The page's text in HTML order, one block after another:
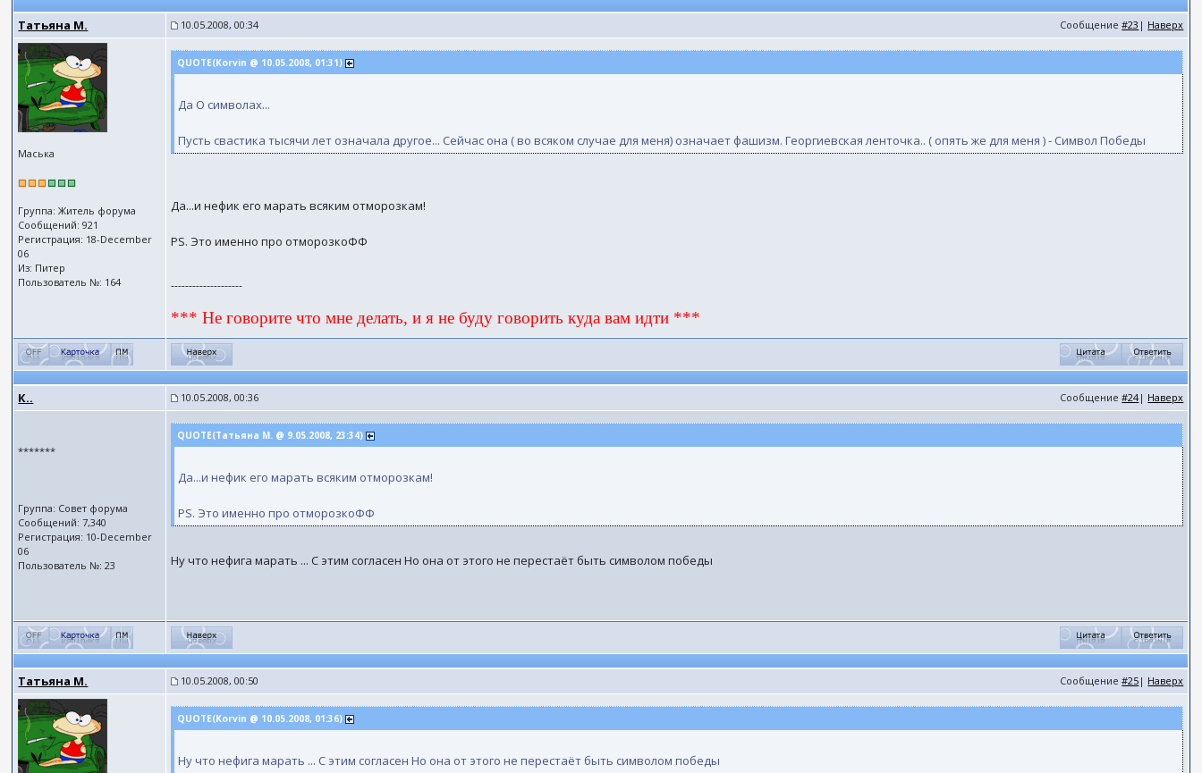
Татьяна М. 10.05.2008, 00:34 Сообщение#23 | Наверх
Маська
Группа: Житель форума
Сообщений: 921
Регистрация: 18-December
06
Из: Питер
Пользователь №: 164
QUOTE(Kоrvin @ 10.05.2008, 01:31)
Да О символах...
Пусть свастика тысячи лет означала другое... Сейчас она ( во всяком случае для меня) означает фашизм. Георгиевская ленточка.. ( опять же для меня ) - Символ Победы
Да...и нефик его марать всяким отморозкам!
PS. Это именно про отморозкоФФ
--------------------
*** Не говорите что мне делать, и я не буду говорить куда вам идти ***
К.. 10.05.2008, 00:36 Сообщение#24| Наверх
*******
Группа: Совет форума
Сообщений: 7,340
Регистрация: 10-December
06
Пользователь №: 23
QUOTE(Татьяна М. @ 9.05.2008, 23:34)
Да...и нефик его марать всяким отморозкам!
PS. Это именно про отморозкоФФ
Ну что нефига марать ... С этим согласен Но она от этого не перестаёт быть символом победы
Татьяна М. 10.05.2008, 00:50 Сообщение#25 | Наверх
QUOTE(Kоrvin @ 10.05.2008, 01:36)
Ну что нефига марать ... С этим согласен Но она от этого не перестаёт быть символом победы